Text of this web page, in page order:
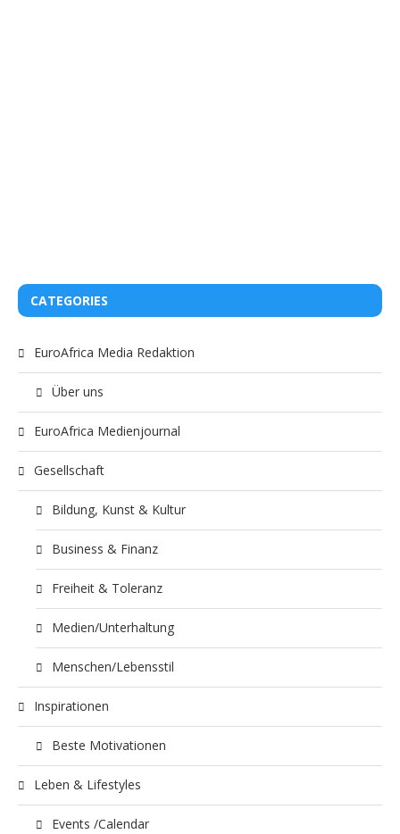
CATEGORIES
EuroAfrica Media Redaktion
Über uns
EuroAfrica Medienjournal
Gesellschaft
Bildung, Kunst & Kultur
Business & Finanz
Freiheit & Toleranz
Medien/Unterhaltung
Menschen/Lebensstil
Inspirationen
Beste Motivationen
Leben & Lifestyles
Events /Calendar